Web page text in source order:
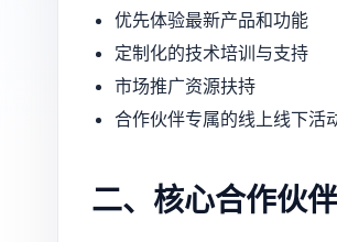
优先体验最新产品和功能
定制化的技术培训与支持
市场推广资源扶持
合作伙伴专属的线上线下活
二、核心合作伙